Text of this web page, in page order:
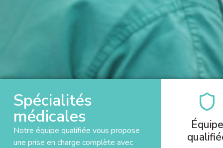
Spécialités
médicales
Notre équipe qualifiée vous propose
une prise en charge complète avec
Équipe